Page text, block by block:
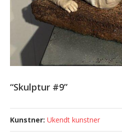
“Skulptur #9”
Ukendt kunstner